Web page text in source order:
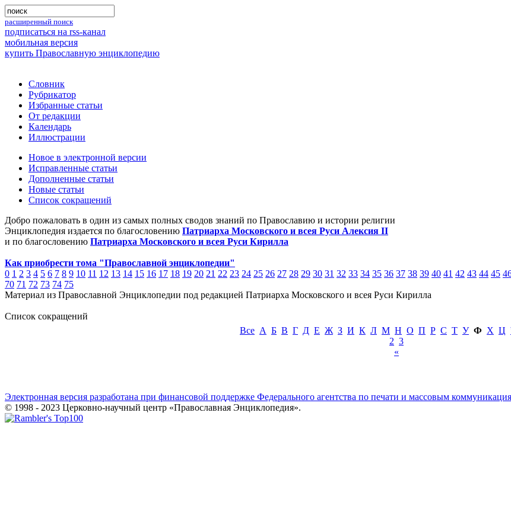
расширенный поиск
подписаться на rss-канал
мобильная версия
купить Православную энциклопедию
Словник
Рубрикатор
Избранные статьи
От редакции
Календарь
Иллюстрации
Новое в электронной версии
Исправленные статьи
Дополненные статьи
Новые статьи
Список сокращений
Добро пожаловать в один из самых полных сводов знаний по Православию и истории религии
Энциклопедия издается по благословению Патриарха Московского и всея Руси Алексия II
и по благословению Патриарха Московского и всея Руси Кирилла
Как приобрести тома "Православной энциклопедии"
0 1 2 3 4 5 6 7 8 9 10 11 12 13 14 15 16 17 18 19 20 21 22 23 24 25 26 27 28 29 30 31 32 33 34 35 36 37 38 39 40 41 42 43 44 45
70 71 72 73 74 75
Материал из Православной Энциклопедии под редакцией Патриарха Московского и всея Руси Кирилла
Список сокращений
Все А Б В Г Д Е Ж З И К Л М Н О П Р С Т У Ф Х Ц
2 3
«
Электронная версия разработана при финансовой поддержке Федерального агентства по печати и массовым
© 1998 - 2023 Церковно-научный центр «Православная Энциклопедия».